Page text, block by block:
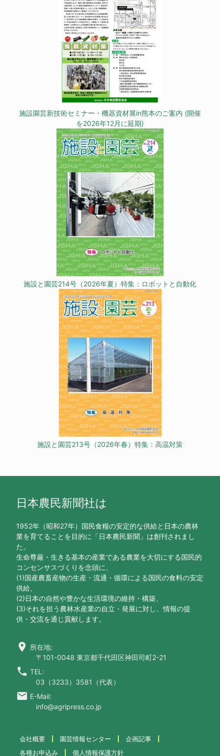
施設園芸新技術セミナー・機器資材展in熊本のご案内 (開催
を2026年12月に延期)
施設と園芸214号（2026年夏）特集：ロボットと自動化
施設と園芸213号（2026年春）特集：高温対策
日本農民新聞社は
1952年（昭和27年）国民食糧の安定的な供給と日本の農林
業を育てることを目的に「日本農民新聞」は創刊されまし
た。
生命尊厳・生きる基本の産業である農業を大切にする国民的
コンセンサスづくりを念頭に、
(1)国産農畜産物の生産・流通・循環による国民の食料の安定
供給、
(2)日本の自然や豊かな生活環境の維持・構築、
(3)それを担う農林水産業の自立・発展に対し、情報の提
供・交流を通じ貢献します。
location_on 所在地:
〒101-0048 東京都千代田区神田司町2-21
call TEL:
03（3233）3581（代表）
email E-Mail:
info@agripress.co.jp
会社概要 園芸情報センター
企画記事
各種お申込み
個人情報保護方針